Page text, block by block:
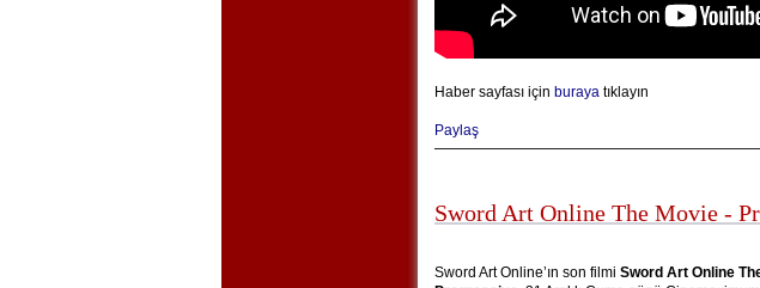
Haber sayfası için burayatıklayın
Paylaş
Sword Art Online The Movie -
Sword Art Online’ın son filmi Sword Art Online